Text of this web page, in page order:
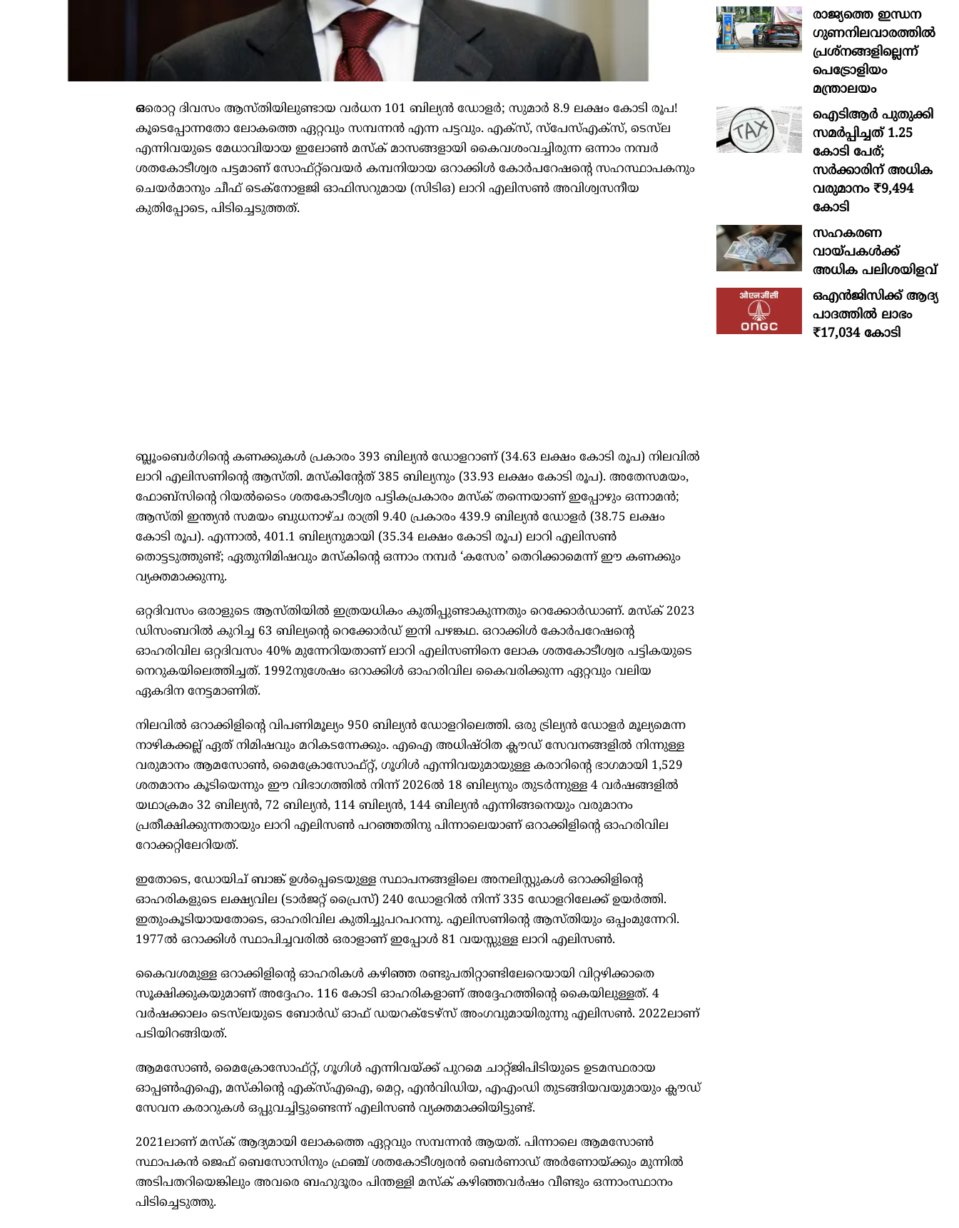
ഒരൊറ്റ ദിവസം ആസ്തിയിലുണ്ടായ വർധന 101 ബില്യൻ ഡോളർ; സുമാർ 8.9 ലക്ഷം കോടി രൂപ!
കൂടെപ്പോന്നതോ ലോകത്തെ ഏറ്റവും സമ്പന്നൻ എന്ന പട്ടവും. എക്സ്, സ്പേസ്എക്സ്, ടെസ്‍ല
എന്നിവയുടെ മേധാവിയായ ഇലോൺ മസ്ക് മാസങ്ങളായി കൈവശംവച്ചിരുന്ന ഒന്നാം നമ്പർ
ശതകോടീശ്വര പട്ടമാണ് സോഫ്റ്റ്‍വെയർ കമ്പനിയായ ഒറാക്കിൾ കോർപറേഷന്റെ സഹസ്ഥാപകനും
ചെയർമാനും ചീഫ് ടെക്നോളജി ഓഫിസറുമായ (സിടിഒ) ലാറി എലിസൺ അവിശ്വസനീയ
കുതിപ്പോടെ, പിടിച്ചെടുത്തത്.
ബ്ലൂംബെർഗിന്റെ കണക്കുകൾ പ്രകാരം 393 ബില്യൻ ഡോളറാണ് (34.63 ലക്ഷം കോടി രൂപ) നിലവിൽ
ലാറി എലിസണിന്റെ ആസ്തി. മസ്കിന്റേത് 385 ബില്യനും (33.93 ലക്ഷം കോടി രൂപ). അതേസമയം,
ഫോബ്സിന്റെ റിയൽടൈം ശതകോടീശ്വര പട്ടികപ്രകാരം മസ്ക് തന്നെയാണ് ഇപ്പോഴും ഒന്നാമൻ;
ആസ്തി ഇന്ത്യൻ സമയം ബുധനാഴ്ച രാത്രി 9.40 പ്രകാരം 439.9 ബില്യൻ ഡോളർ (38.75 ലക്ഷം
കോടി രൂപ). എന്നാൽ, 401.1 ബില്യനുമായി (35.34 ലക്ഷം കോടി രൂപ) ലാറി എലിസൺ
തൊട്ടടുത്തുണ്ട്; ഏതുനിമിഷവും മസ്കിന്റെ ഒന്നാം നമ്പർ ‘കസേര’ തെറിക്കാമെന്ന് ഈ കണക്കും
വ്യക്തമാക്കുന്നു.
ഒറ്റദിവസം ഒരാളുടെ ആസ്തിയിൽ ഇത്രയധികം കുതിപ്പുണ്ടാകുന്നതും റെക്കോർഡാണ്. മസ്ക് 2023
ഡിസംബറിൽ കുറിച്ച 63 ബില്യന്റെ റെക്കോർഡ് ഇനി പഴങ്കഥ. ഒറാക്കിൾ കോർപറേഷന്റെ
ഓഹരിവില ഒറ്റദിവസം 40% മുന്നേറിയതാണ് ലാറി എലിസണിനെ ലോക ശതകോടീശ്വര പട്ടികയുടെ
നെറുകയിലെത്തിച്ചത്. 1992നുശേഷം ഒറാക്കിൾ ഓഹരിവില കൈവരിക്കുന്ന ഏറ്റവും വലിയ
ഏകദിന നേട്ടമാണിത്.
നിലവിൽ ഒറാക്കിളിന്റെ വിപണിമൂല്യം 950 ബില്യൻ ഡോളറിലെത്തി. ഒരു ട്രില്യൻ ഡോളർ മൂല്യമെന്ന
നാഴികക്കല്ല് ഏത് നിമിഷവും മറികടന്നേക്കും. എഐ അധിഷ്ഠിത ക്ലൗഡ് സേവനങ്ങളിൽ നിന്നുള്ള
വരുമാനം ആമസോൺ, മൈക്രോസോഫ്റ്റ്, ഗൂഗിൾ എന്നിവയുമായുള്ള കരാറിന്റെ ഭാഗമായി 1,529
ശതമാനം കൂടിയെന്നും ഈ വിഭാഗത്തിൽ നിന്ന് 2026ൽ 18 ബില്യനും തുടർന്നുള്ള 4 വർഷങ്ങളിൽ
യഥാക്രമം 32 ബില്യൻ, 72 ബില്യൻ, 114 ബില്യൻ, 144 ബില്യൻ‌ എന്നിങ്ങനെയും വരുമാനം
പ്രതീക്ഷിക്കുന്നതായും ലാറി എലിസൺ പറഞ്ഞതിനു പിന്നാലെയാണ് ഒറാക്കിളിന്റെ ഓഹരിവില
റോക്കറ്റിലേറിയത്.
ഇതോടെ, ഡോയിച് ബാങ്ക് ഉൾപ്പെടെയുള്ള സ്ഥാപനങ്ങളിലെ അനലിസ്റ്റുകൾ ഒറാക്കിളിന്റെ
ഓഹരികളുടെ ലക്ഷ്യവില (ടാർജറ്റ് പ്രൈസ്) 240 ഡോളറിൽ നിന്ന് 335 ഡോളറിലേക്ക് ഉയർത്തി.
ഇതുംകൂടിയായതോടെ, ഓഹരിവില കുതിച്ചുപറപറന്നു. എലിസണിന്റെ ആസ്തിയും ഒപ്പംമുന്നേറി.
1977ൽ ഒറാക്കിൾ സ്ഥാപിച്ചവരിൽ ഒരാളാണ് ഇപ്പോൾ 81 വയസ്സുള്ള ലാറി എലിസൺ.
കൈവശമുള്ള ഒറാക്കിളിന്റെ ഓഹരികൾ കഴിഞ്ഞ രണ്ടുപതിറ്റാണ്ടിലേറെയായി വിറ്റഴിക്കാതെ
സൂക്ഷിക്കുകയുമാണ് അദ്ദേഹം. 116 കോടി ഓഹരികളാണ് അദ്ദേഹത്തിന്റെ കൈയിലുള്ളത്. 4
വർഷക്കാലം ടെസ്‍ലയുടെ ബോർഡ് ഓഫ് ഡയറക്ടേഴ്സ് അംഗവുമായിരുന്നു എലിസൺ. 2022ലാണ്
പടിയിറങ്ങിയത്.
ആമസോൺ, മൈക്രോസോഫ്റ്റ്, ഗൂഗിൾ എന്നിവയ്ക്ക് പുറമെ ചാറ്റ്ജിപിടിയുടെ ഉടമസ്ഥരായ
ഓപ്പൺഎഐ, മസ്കിന്റെ എക്സ്എഐ, മെറ്റ, എൻവിഡിയ, എഎംഡി തുടങ്ങിയവയുമായും ക്ലൗഡ്
സേവന കരാറുകൾ ഒപ്പുവച്ചിട്ടുണ്ടെന്ന് എലിസൺ വ്യക്തമാക്കിയിട്ടുണ്ട്.
2021ലാണ് മസ്ക് ആദ്യമായി ലോകത്തെ ഏറ്റവും സമ്പന്നൻ ആയത്. പിന്നാലെ ആമസോൺ
സ്ഥാപകൻ ജെഫ് ബെസോസിനും ഫ്രഞ്ച് ശതകോടീശ്വരൻ ബെർണാഡ് അർണോയ്ക്കും മുന്നിൽ
അടിപതറിയെങ്കിലും അവരെ ബഹുദൂരം പിന്തള്ളി മസ്ക് കഴിഞ്ഞവർഷം വീണ്ടും ഒന്നാംസ്ഥാനം
പിടിച്ചെടുത്തു.
രാജ്യത്തെ ഇന്ധന
ഗുണനിലവാരത്തില്‍
പ്രശ്‌നങ്ങളില്ലെന്ന്
പെട്രോളിയം
മന്ത്രാലയം
ഐടിആര്‍ പുതുക്കി
സമർപ്പിച്ചത് 1.25
കോടി പേര്;
സർക്കാരിന് അധിക
വരുമാനം ₹9,494
കോടി
സഹകരണ
വായ്പകള്‍ക്ക്
അധിക പലിശയിളവ്
ഒഎന്‍ജിസിക്ക് ആദ്യ
പാദത്തില്‍ ലാഭം
₹17,034 കോടി